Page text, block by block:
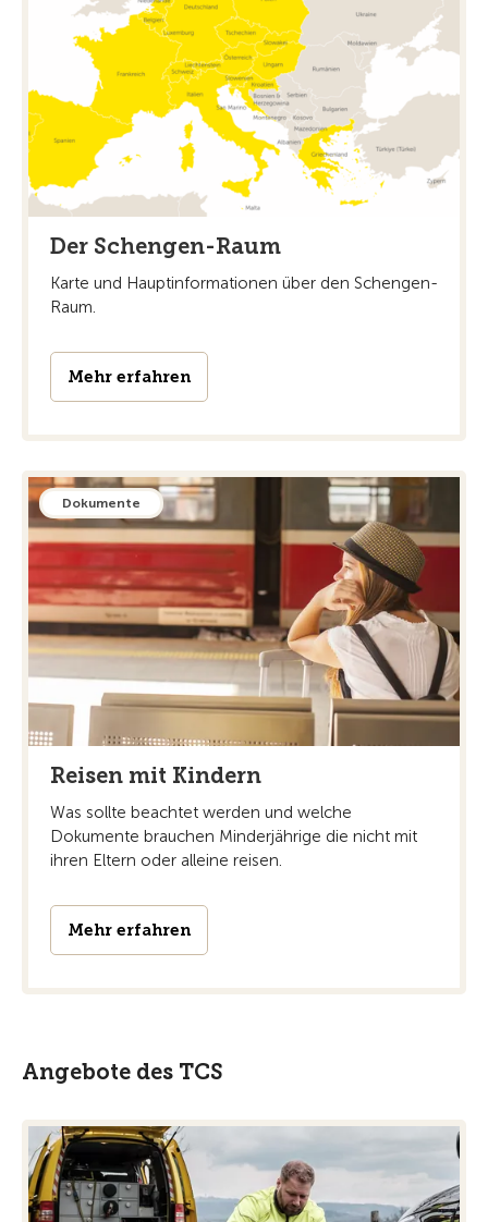
Der Schengen-Raum
Karte und Hauptinformationen über den Schengen-
Raum.
Mehr erfahren
Dokumente
Reisen mit Kindern
Was sollte beachtet werden und welche
Dokumente brauchen Minderjährige die nicht mit
ihren Eltern oder alleine reisen.
Mehr erfahren
Angebote des TCS